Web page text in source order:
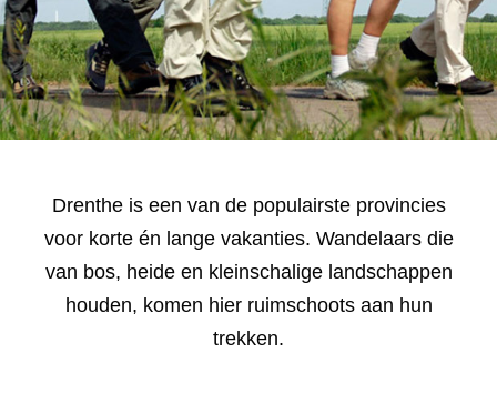
Drenthe is een van de populairste provincies
voor korte én lange vakanties. Wandelaars die
van bos, heide en kleinschalige landschappen
houden, komen hier ruimschoots aan hun
trekken.